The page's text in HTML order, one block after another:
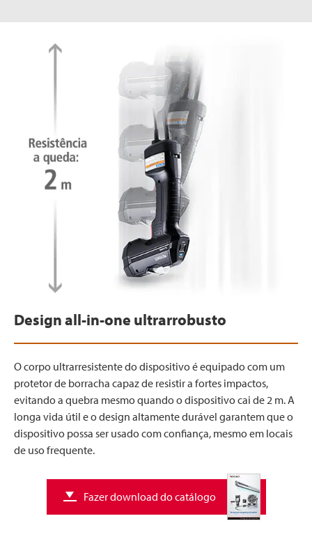
Design all-in-one ultrarrobusto
O corpo ultrarresistente do dispositivo é equipado com um
protetor de borracha capaz de resistir a fortes impactos,
evitando a quebra mesmo quando o dispositivo cai de 2 m. A
longa vida útil e o design altamente durável garantem que o
dispositivo possa ser usado com confiança, mesmo em locais
de uso frequente.
Fazer download do catálogo